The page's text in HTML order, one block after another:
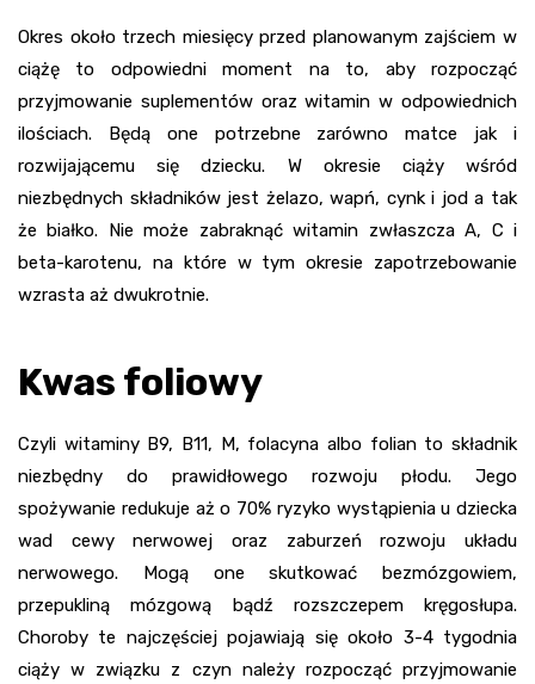
Okres około trzech miesięcy przed planowanym zajściem w
ciążę to odpowiedni moment na to, aby rozpocząć
przyjmowanie suplementów oraz witamin w odpowiednich
ilościach. Będą one potrzebne zarówno matce jak i
rozwijającemu się dziecku. W okresie ciąży wśród
niezbędnych składników jest żelazo, wapń, cynk i jod a tak
że białko. Nie może zabraknąć witamin zwłaszcza A, C i
beta-karotenu, na które w tym okresie zapotrzebowanie
wzrasta aż dwukrotnie.
Kwas foliowy
Czyli witaminy B9, B11, M, folacyna albo folian to składnik
niezbędny do prawidłowego rozwoju płodu. Jego
spożywanie redukuje aż o 70% ryzyko wystąpienia u dziecka
wad cewy nerwowej oraz zaburzeń rozwoju układu
nerwowego. Mogą one skutkować bezmózgowiem,
przepukliną mózgową bądź rozszczepem kręgosłupa.
Choroby te najczęściej pojawiają się około 3-4 tygodnia
ciąży w związku z czyn należy rozpocząć przyjmowanie